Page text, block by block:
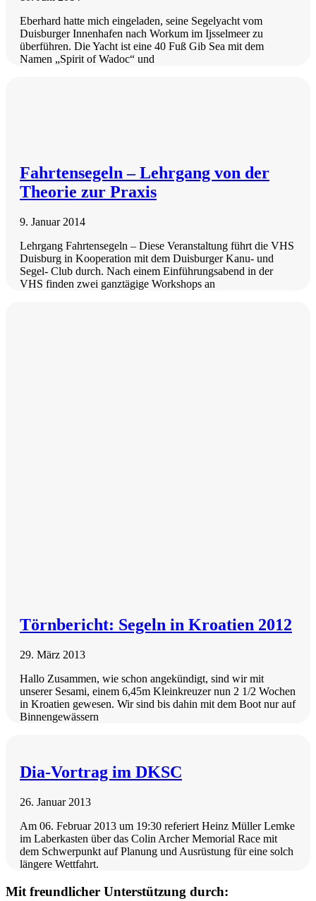
Eberhard hatte mich eingeladen, seine Segelyacht vom
Duisburger Innenhafen nach Workum im Ijsselmeer zu
überführen. Die Yacht ist eine 40 Fuß Gib Sea mit dem
Namen „Spirit of Wadoc“ und
Fahrtensegeln – Lehrgang von der
Theorie zur Praxis
9. Januar 2014
Lehrgang Fahrtensegeln – Diese Veranstaltung führt die VHS
Duisburg in Kooperation mit dem Duisburger Kanu- und
Segel- Club durch. Nach einem Einführungsabend in der
VHS finden zwei ganztägige Workshops an
Törnbericht: Segeln in Kroatien 2012
29. März 2013
Hallo Zusammen, wie schon angekündigt, sind wir mit
unserer Sesami, einem 6,45m Kleinkreuzer nun 2 1/2 Wochen
in Kroatien gewesen. Wir sind bis dahin mit dem Boot nur auf
Binnengewässern
Dia-Vortrag im DKSC
26. Januar 2013
Am 06. Februar 2013 um 19:30 referiert Heinz Müller Lemke
im Laberkasten über das Colin Archer Memorial Race mit
dem Schwerpunkt auf Planung und Ausrüstung für eine solch
längere Wettfahrt.
Mit freundlicher Unterstützung durch: